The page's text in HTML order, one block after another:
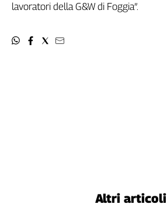
Territori
Molise
lavoratori della G&W di Foggia”.
Altri articoli